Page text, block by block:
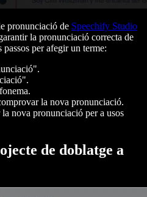
pronunciació de Speechify Studio
la pronunciació correcta de
per afegir un terme:
la nova pronunciació.
nova pronunciació per a usos
de doblatge a